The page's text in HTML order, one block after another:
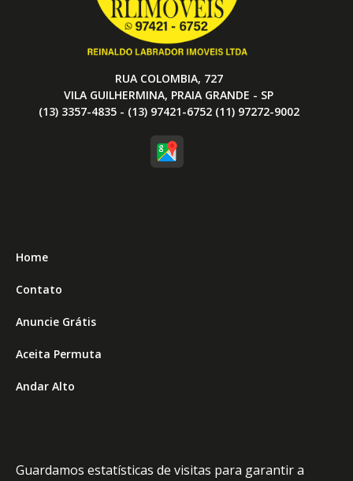
Guardamos estatísticas de visitas para garantir a
RUA COLOMBIA, 727
VILA GUILHERMINA, PRAIA GRANDE - SP
(13) 3357-4835 - (13) 97421-6752 (11) 97272-9002
Home
Contato
Anuncie Grátis
Aceita Permuta
Andar Alto